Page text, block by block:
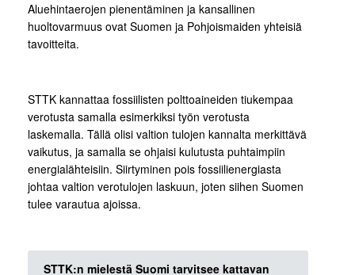
Aluehintaerojen pienentäminen ja kansallinen
huoltovarmuus ovat Suomen ja Pohjoismaiden yhteisiä
tavoitteita.
STTK kannattaa fossiilisten polttoaineiden tiukempaa
verotusta samalla esimerkiksi työn verotusta
laskemalla. Tällä olisi valtion tulojen kannalta merkittävä
vaikutus, ja samalla se ohjaisi kulutusta puhtaimpiin
energialähteisiin. Siirtyminen pois fossiilienergiasta
johtaa valtion verotulojen laskuun, joten siihen Suomen
tulee varautua ajoissa.
STTK:n mielestä Suomi tarvitsee kattavan